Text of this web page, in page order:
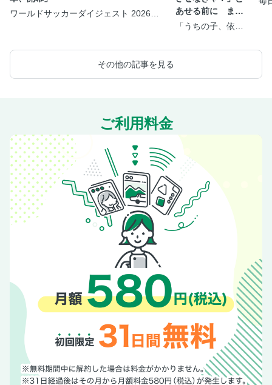
ワールドサッカーダイジェスト 2026年
あせる前に まず
知っておきたいこ
「うちの子、依存
が全部のってる本
その他の記事を見る
ご利用料金